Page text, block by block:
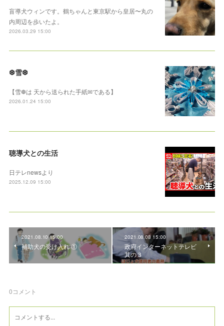
盲導犬ウィンです。鶴ちゃんと東京駅から皇居〜丸の
内周辺を歩いたよ。
2026.03.29 15:00
❆雪❆
【雪❆は 天から送られた手紙✉である】
2026.01.24 15:00
聴導犬との生活
日テレnewsより
2025.12.09 15:00
2021.08.10 15:00
補助犬の受け入れ ①
2021.08.08 15:00
政府インターネットテレビ
其の３
0コメント